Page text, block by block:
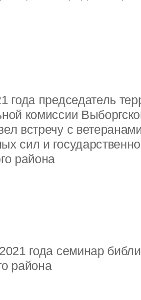
года председатель
комиссии
встречу с
сил и
района
года семинар
района